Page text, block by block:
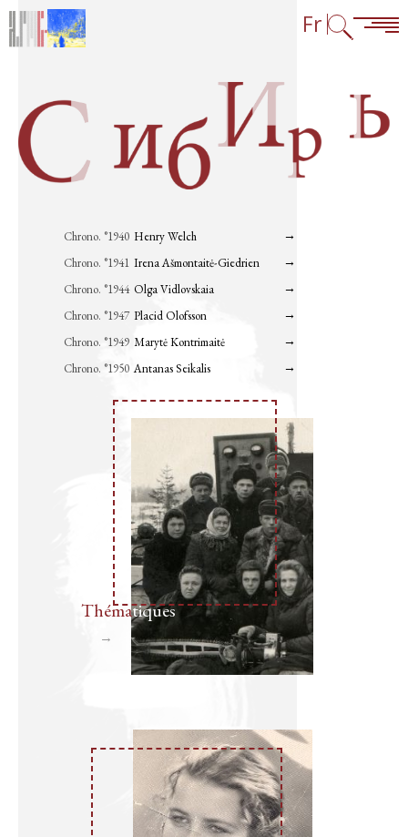
Aller au contenu
Aller à la navigation
Consulter les liens en bas de page Fr
Chrono. °1940 Henry Welch Page
→
Chrono. °1941 Irena Ašmontaitė-Giedrien Page
→
Chrono. °1944 Olga Vidlovskaia Page
→
Chrono. °1947 Placid Olofsson Page
→
Chrono. °1949 Marytė Kontrimaitė Page
→
Chrono. °1950 Antanas Seikalis Page
→
tiques
Thématiques
Page
suivante
→
Biographies